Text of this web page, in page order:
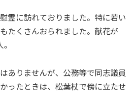
霊に訪れておりました。特に若い
たくさんおられました。献花が
ありませんが、公務等で同志議員
ったときは、松葉杖で傍に立たせ